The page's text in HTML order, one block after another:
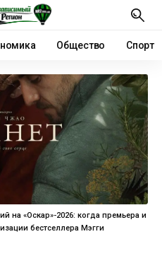
Общество Спорт
на «Оскар»-2026: когда премьера и
бестселлера Мэгги